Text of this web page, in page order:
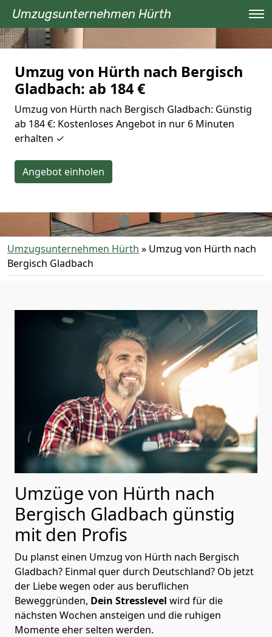
Umzugsunternehmen Hürth
Umzug von Hürth nach Bergisch
Gladbach: ab 184 €
Umzug von Hürth nach Bergisch Gladbach: Günstig
ab 184 €: Kostenloses Angebot in nur 6 Minuten
erhalten ✓
Angebot einholen
Umzugsunternehmen Hürth » Umzug von Hürth nach
Bergisch Gladbach
Umzüge von Hürth nach
Bergisch Gladbach günstig
mit den Profis
Du planst einen Umzug von Hürth nach Bergisch
Gladbach? Einmal quer durch Deutschland? Ob jetzt
der Liebe wegen oder aus beruflichen
Beweggründen, Dein Stresslevel wird für die
nächsten Wochen ansteigen und die ruhigen
Momente eher selten werden.